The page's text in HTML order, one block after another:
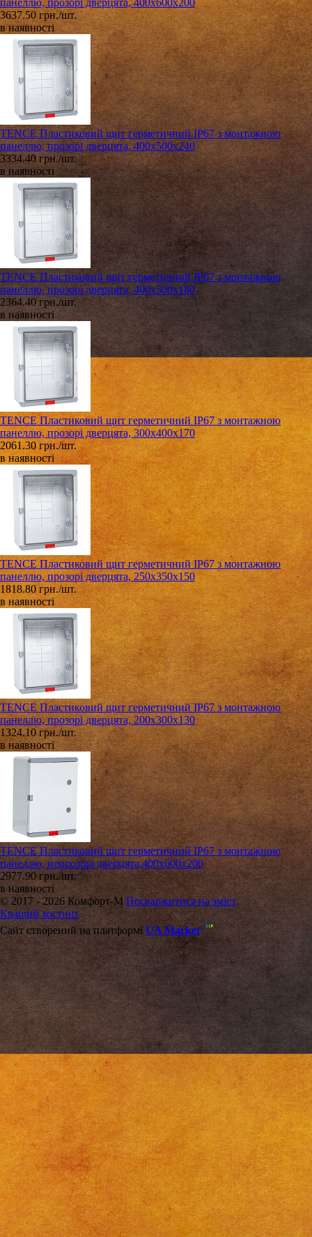
панеллю, прозорі дверцята, 400х600х200
3637.50 грн./шт.
в наявності
TENCE Пластиковий щит герметичний IP67 з монтажною
панеллю, прозорі дверцята, 400х500х240
3334.40 грн./шт.
в наявності
TENCE Пластиковий щит герметичний IP67 з монтажною
панеллю, прозорі дверцята, 400х500х180
2364.40 грн./шт.
в наявності
TENCE Пластиковий щит герметичний IP67 з монтажною
панеллю, прозорі дверцята, 300х400х170
2061.30 грн./шт.
в наявності
TENCE Пластиковий щит герметичний IP67 з монтажною
панеллю, прозорі дверцята, 250х350х150
1818.80 грн./шт.
в наявності
TENCE Пластиковий щит герметичний IP67 з монтажною
панеллю, прозорі дверцята, 200х300х130
1324.10 грн./шт.
в наявності
TENCE Пластиковий щит герметичний IP67 з монтажною
панеллю, непрозорі дверцята,400х600х200
2977.90 грн./шт.
в наявності
© 2017 - 2026 Комфорт-М Поскаржитися на зміст
Кращий хостинг
Сайт створений на платформі UA Market